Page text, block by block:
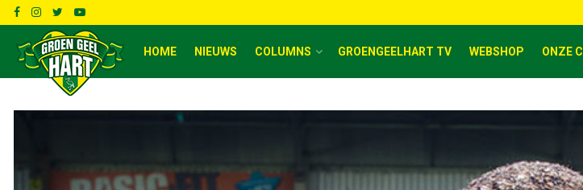
HOME NIEUWS COLUMNS GROENGEELHART TV WEBSHOP ONZE